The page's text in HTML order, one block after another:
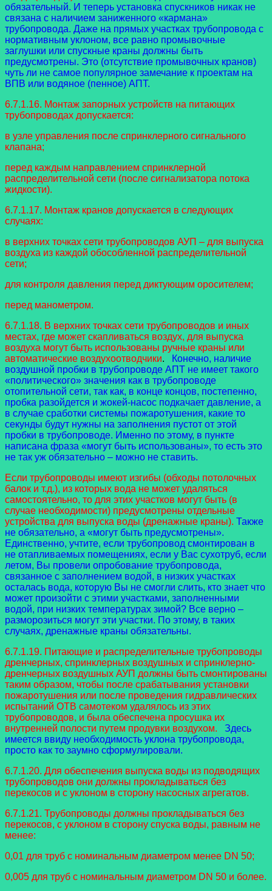
обязательный. И теперь установка спускников никак не
связана с наличием заниженного «кармана»
трубопровода. Даже на прямых участках трубопровода с
нормативным уклоном, все равно промывочные
заглушки или спускные краны должны быть
предусмотрены. Это (отсутствие промывочных кранов)
чуть ли не самое популярное замечание к проектам на
ВПВ или водяное (пенное) АПТ.
6.7.1.16. Монтаж запорных устройств на питающих
трубопроводах допускается:
в узле управления после спринклерного сигнального
клапана;
перед каждым направлением спринклерной
распределительной сети (после сигнализатора потока
жидкости).
6.7.1.17. Монтаж кранов допускается в следующих
случаях:
в верхних точках сети трубопроводов АУП – для выпуска
воздуха из каждой обособленной распределительной
сети;
для контроля давления перед диктующим оросителем;
перед манометром.
6.7.1.18. В верхних точках сети трубопроводов и иных
местах, где может скапливаться воздух, для выпуска
воздуха могут быть использованы ручные краны или
автоматические воздухоотводчики.
Конечно, наличие
воздушной пробки в трубопроводе АПТ не имеет такого
«политического» значения как в трубопроводе
отопительной сети, так как, в конце концов, постепенно,
пробка разойдется и жокей-насос подкачает давление, а
в случае сработки системы пожаротушения, какие то
секунды будут нужны на заполнения пустот от этой
пробки в трубопроводе. Именно по этому, в пункте
написана фраза «могут быть использованы», то есть это
не так уж обязательно – можно не ставить.
Если трубопроводы имеют изгибы (обходы потолочных
балок и т.д.), из которых вода не может удаляться
самостоятельно, то для этих участков могут быть (в
случае необходимости) предусмотрены отдельные
устройства для выпуска воды (дренажные краны). Также
не обязательно, а «могут быть предусмотрены».
Единственно, учтите, если трубопровод смонтирован в
не отапливаемых помещениях, если у Вас сухотруб, если
летом, Вы провели опробование трубопровода,
связанное с заполнением водой, в низких участках
осталась вода, которую Вы не смогли слить, кто знает что
может произойти с этими участками, заполненными
водой, при низких температурах зимой? Все верно –
разморозиться могут эти участки. По этому, в таких
случаях, дренажные краны обязательны.
6.7.1.19. Питающие и распределительные трубопроводы
дренчерных, спринклерных воздушных и спринклерно-
дренчерных воздушных АУП должны быть смонтированы
таким образом, чтобы после срабатывания установки
пожаротушения или после проведения гидравлических
испытаний ОТВ самотеком удалялось из этих
трубопроводов, и была обеспечена просушка их
внутренней полости путем продувки воздухом.
Здесь
имеется ввиду необходимость уклона трубопровода,
просто как то заумно сформулировали.
6.7.1.20. Для обеспечения выпуска воды из подводящих
трубопроводов они должны прокладываться без
перекосов и с уклоном в сторону насосных агрегатов.
6.7.1.21. Трубопроводы должны прокладываться без
перекосов, с уклоном в сторону спуска воды, равным не
менее:
0,01 для труб с номинальным диаметром менее DN 50;
0,005 для труб с номинальным диаметром DN 50 и более.